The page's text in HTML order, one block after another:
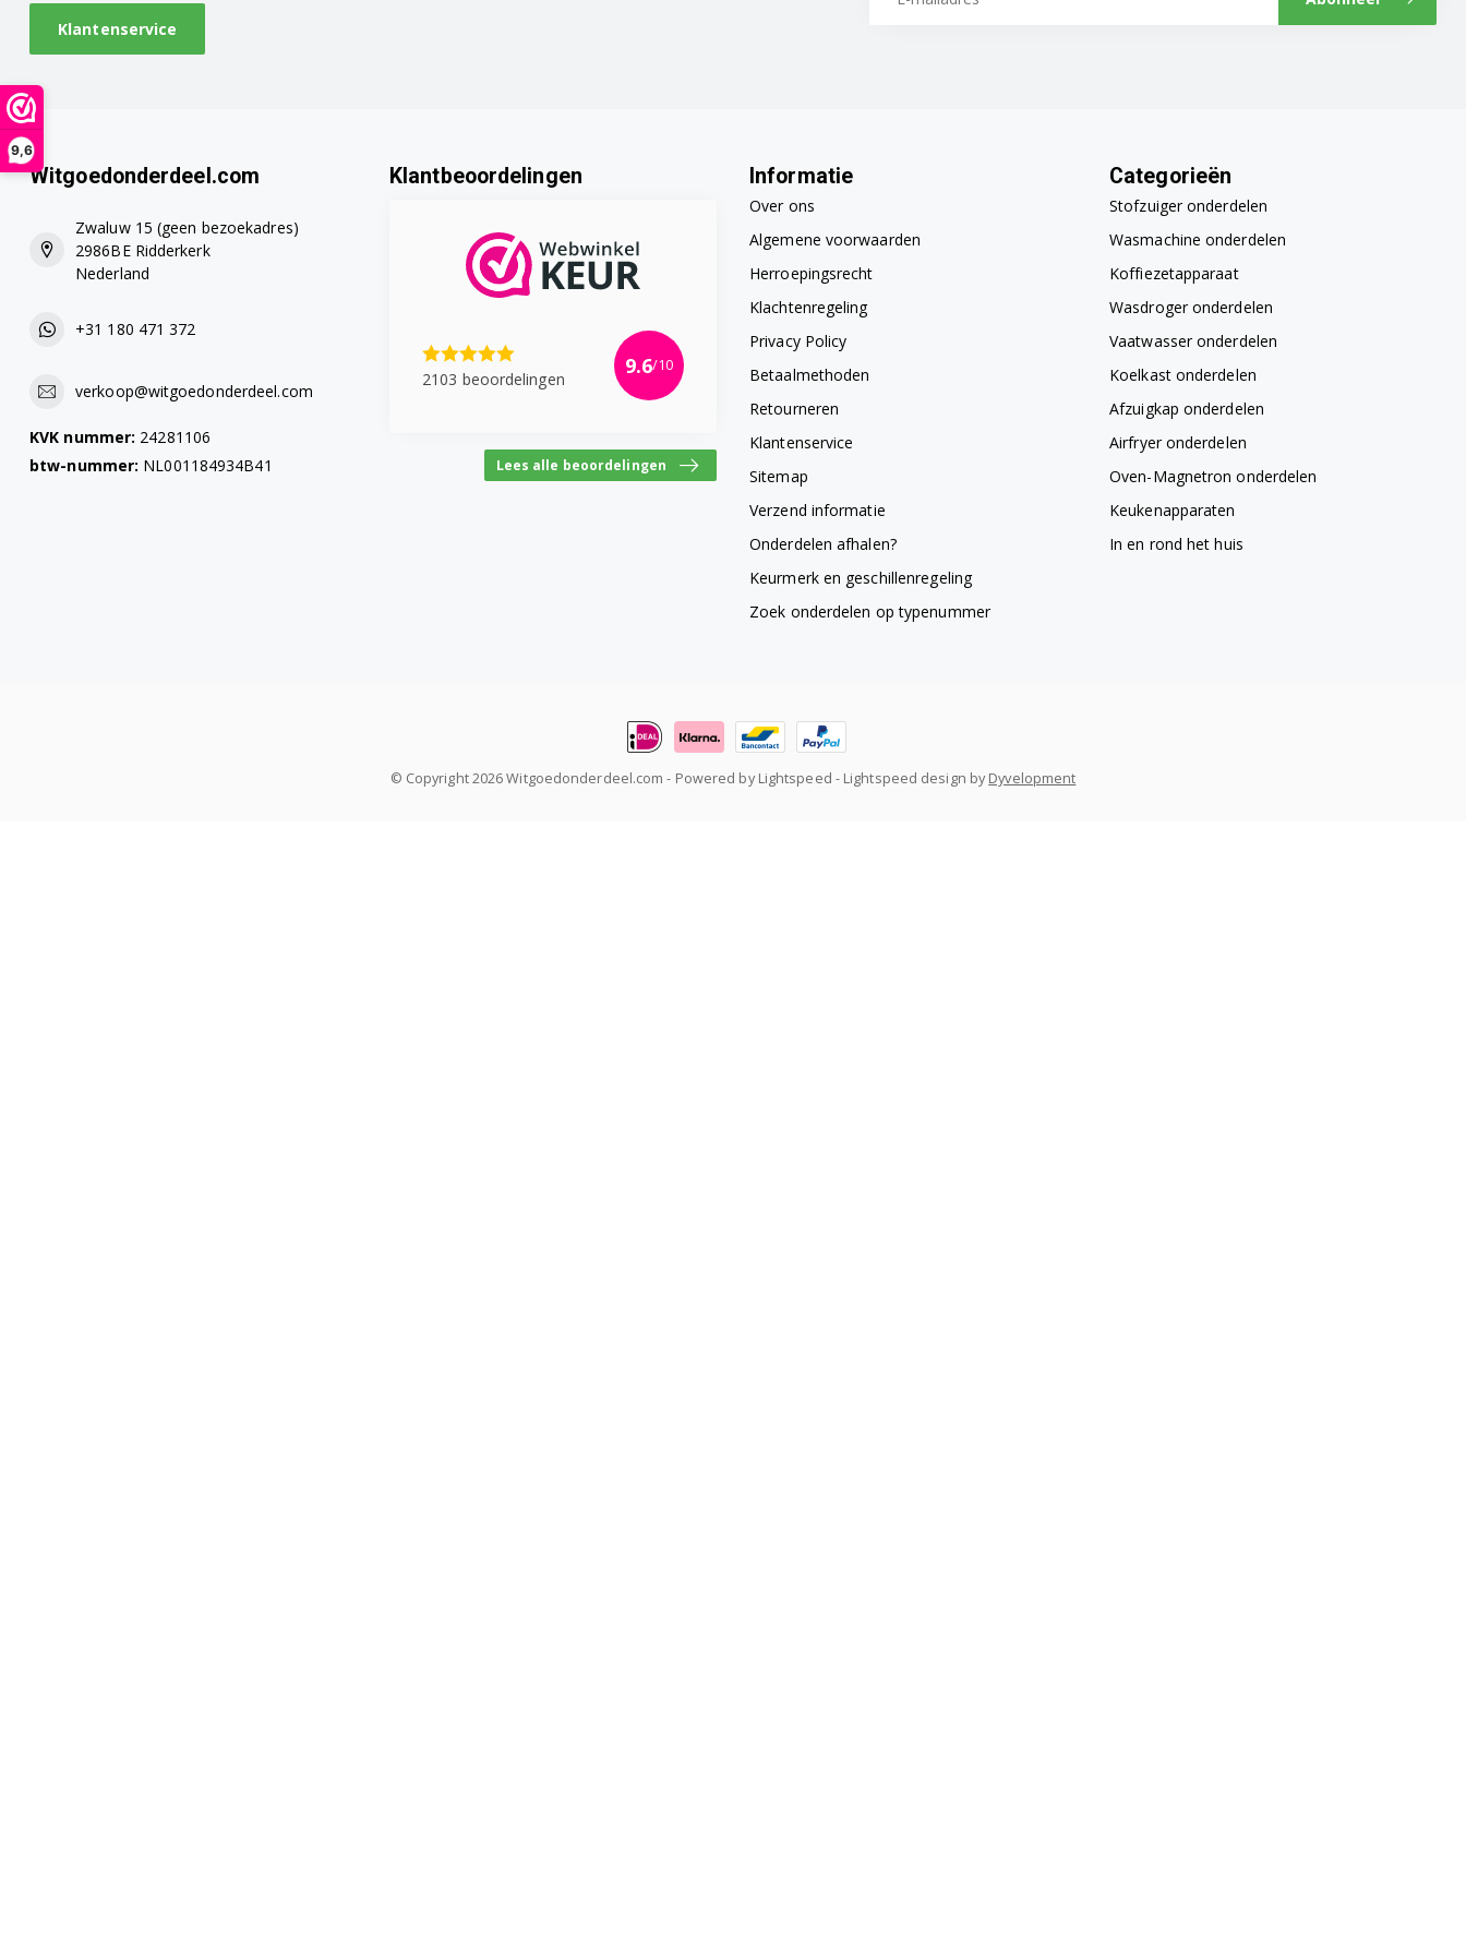
9,6
Klantenservice
Witgoedonderdeel.com
Zwaluw 15 (geen bezoekadres)
2986BE Ridderkerk
Nederland
+31 180 471 372
verkoop@witgoedonderdeel.com
KVK nummer: 24281106
btw-nummer: NL001184934B41
Klantbeoordelingen
2103 beoordelingen
9.6/10
Lees alle beoordelingen
Informatie
Over ons
Algemene voorwaarden
Herroepingsrecht
Klachtenregeling
Privacy Policy
Betaalmethoden
Retourneren
Klantenservice
Sitemap
Verzend informatie
Onderdelen afhalen?
Keurmerk en geschillenregeling
Zoek onderdelen op typenummer
Categorieën
Stofzuiger onderdelen
Wasmachine onderdelen
Koffiezetapparaat
Wasdroger onderdelen
Vaatwasser onderdelen
Koelkast onderdelen
Afzuigkap onderdelen
Airfryer onderdelen
Oven-Magnetron onderdelen
Keukenapparaten
In en rond het huis
© Copyright 2026 Witgoedonderdeel.com - Powered by Lightspeed - Lightspeed design by Dyvelopment